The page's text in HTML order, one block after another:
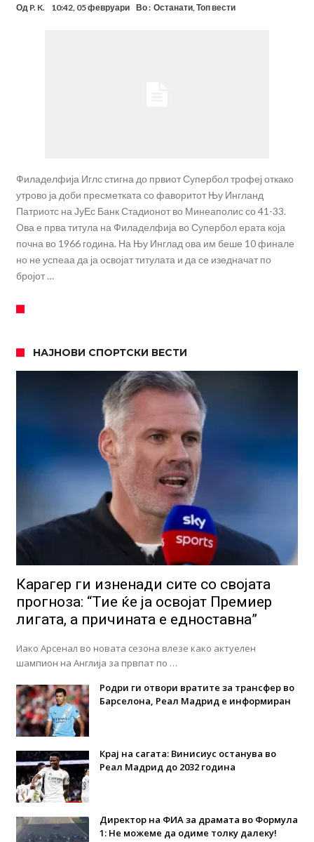
Од P. K. 10:42, 05 февруари Во : Останати, Топ вести
Филаделфија Иглс стигна до првиот Супербол трофеј откако
утрово ја доби пресметката со фаворитот Њу Ингланд
Патриотс на ЈуЕс Банк Стадионот во Минеаполис со 41-33.
Ова е прва титула на Филаделфија во Супербол ерата која
почна во 1966 година. На Њу Инглад ова им беше 10 финале
но не успеаа да ја освојат титулата и да се изедначат по
бројот …
НАЈНОВИ СПОРТСКИ ВЕСТИ
Карагер ги изненади сите со својата
прогноза: “Тие ќе ја освојат Премиер
лигата, а причината е едноставна”
Иако Арсенал во новата сезона влезе како актуелен
шампион на Англија за првпат по …
Родри ги отвори вратите за трансфер во
Барселона, Реал Мадрид е информиран
Крај на сагата: Винисиус останува во
Реал Мадрид до 2032 година
Директор на ФИА за драмата во Формула
1: Не можеме да одиме толку далеку!